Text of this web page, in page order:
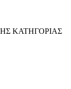
ΚΑΤΗΓΟΡΙΑΣ